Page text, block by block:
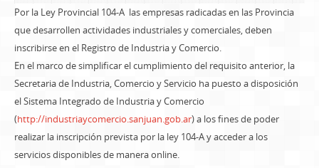
Por la Ley Provincial 104-A las empresas radicadas en las Provincia
que desarrollen actividades industriales y comerciales, deben
inscribirse en el Registro de Industria y Comercio.
En el marco de simplificar el cumplimiento del requisito anterior, la
Secretaria de Industria, Comercio y Servicio ha puesto a disposición
el Sistema Integrado de Industria y Comercio
(http://industriaycomercio.sanjuan.gob.ar) a los fines de poder
realizar la inscripción prevista por la ley 104-A y acceder a los
servicios disponibles de manera online.